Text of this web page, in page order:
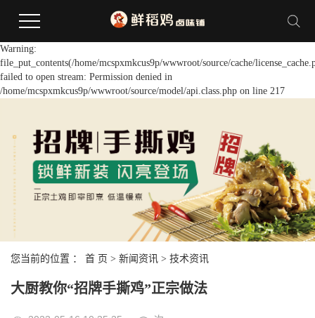
Warning:
file_put_contents(/home/mcspxmkcus9p/wwwroot/source/cache/
failed to open stream: Permission denied in
/home/mcspxmkcus9p/wwwroot/source/model/api.class.php on line 217
您当前的位置 ： 首 页 > 新闻资讯 > 技术资讯
大厨教你“招牌手撕鸡”正宗做法